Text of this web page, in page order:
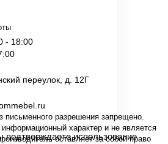
переулок, д. 12Г
- 18:00
письменного разрешения запрещено.
характер и не является
оставляет за собой право
использование